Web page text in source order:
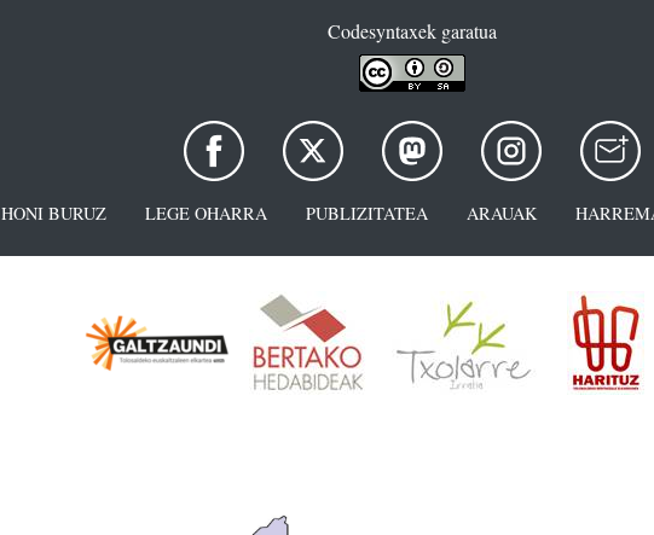
Codesyntaxek garatua
HONI BURUZ LEGE OHARRA PUBLIZITATEA ARAUAK